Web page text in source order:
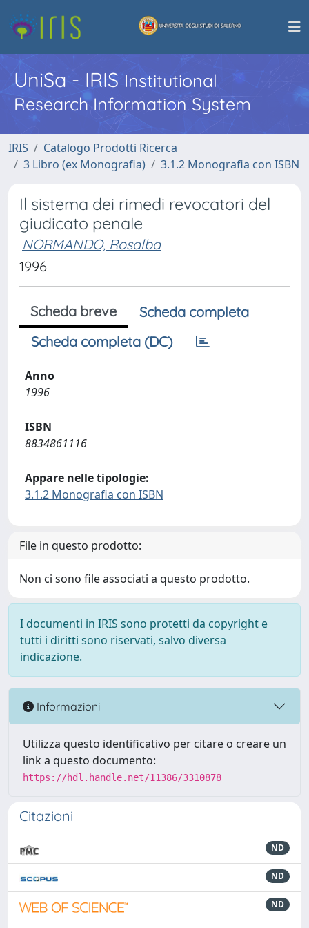
UniSa - IRISInstitutional
Research Information System
IRIS
Catalogo Prodotti Ricerca
3 Libro (ex Monografia)
3.1.2 Monografia con ISBN
Il sistema dei rimedi revocatori del
giudicato penale
NORMANDO, Rosalba
1996
Scheda breve
Scheda completa
Scheda completa (DC)
Anno
1996
ISBN
8834861116
Appare nelle tipologie:
3.1.2 Monografia con ISBN
File in questo prodotto:
Non ci sono file associati a questo prodotto.
I documenti in IRIS sono protetti da copyright e
tutti i diritti sono riservati, salvo diversa
indicazione.
Informazioni
Utilizza questo identificativo per citare o creare un
link a questo documento:
https://hdl.handle.net/11386/3310878
Citazioni
ND
ND
ND